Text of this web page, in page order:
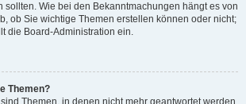
sollten. Wie bei den Bekanntmachungen hängt es von
ob Sie wichtige Themen erstellen können oder nicht;
die Board-Administration ein.
Themen?
Themen, in denen nicht mehr geantwortet werden